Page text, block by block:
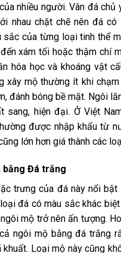
nhiều người. Vân đá chủ
nhau chặt chẽ nên đá
sắc của từng loại tinh thể
xám tối hoặc thậm chí
hóa học và khoáng vật
xây mộ thường ít khi chạm
đánh bóng bề mặt. Ngôi
sang, hiện đại. Ở Việt
được nhập khẩu từ
lớn hơn giá thành các
bằng Đá trắng
trưng của đá này nổi
đá có màu sắc khác
mộ trở nên ấn tượng.
ngôi mộ bằng đá trắng
khuất. Loại mộ này cũng